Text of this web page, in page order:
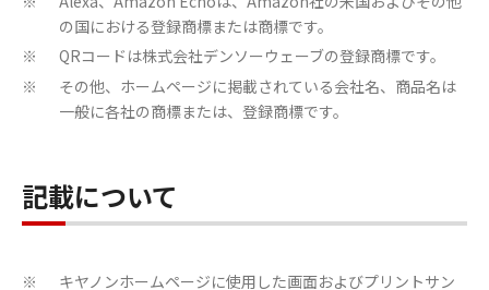
の国における登録商標または商標です。
※ QRコードは株式会社デンソーウェーブの登録商標です。
※
その他、ホームページに掲載されている会社名、商品名は
一般に各社の商標または、登録商標です。
記載について
※
キヤノンホームページに使用した画面およびプリントサン